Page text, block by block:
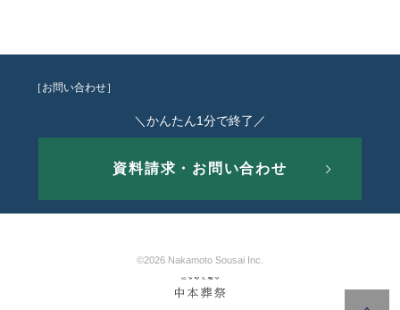
［お問い合わせ］
＼かんたん1分で終了／
資料請求・お問い合わせ
©2026 Nakamoto Sousai Inc.